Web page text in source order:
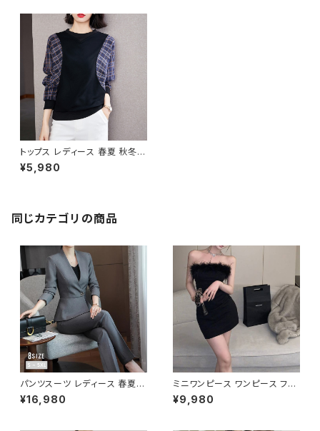
トップス レディース 春夏 秋冬
春 夏 秋 冬 黒 カットソー チェッ
ク柄 ドルマン シャツ 長袖 レイ
り 長袖トップス オフィス カジュ
アル OL 上品 大人 10代 20代
¥5,980
同じカテゴリの商品
パンツスーツ レディース 春夏
秋冬 春 夏 秋 冬 黒 紺 スーツ
上下セット 2点セット ジャケット
¥16,980
ミニワンピース ワンピース フェ
ザーデザイン タイトワンピース
チューブトップ レディース 春夏
¥9,980